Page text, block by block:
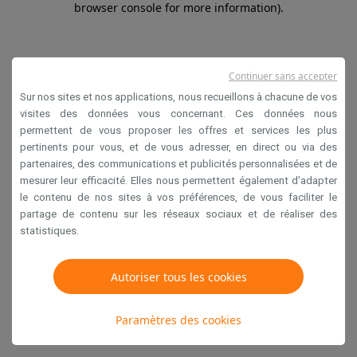
browser console for more information).
Sur nos sites et nos applications, nous recueillons à chacune de vos
visites des données vous concernant. Ces données nous
permettent de vous proposer les offres et services les plus
pertinents pour vous, et de vous adresser, en direct ou via des
partenaires, des communications et publicités personnalisées et de
mesurer leur efficacité. Elles nous permettent également d’adapter
le contenu de nos sites à vos préférences, de vous faciliter le
partage de contenu sur les réseaux sociaux et de réaliser des
statistiques.
Autoriser tous les cookies
Paramètres des cookies
Continuer sans accepter